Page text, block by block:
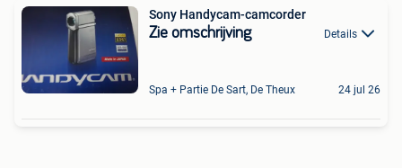
Sony Handycam-camcorder
Zie omschrijving Details
Spa + Partie De Sart, De Theux 24 jul 26